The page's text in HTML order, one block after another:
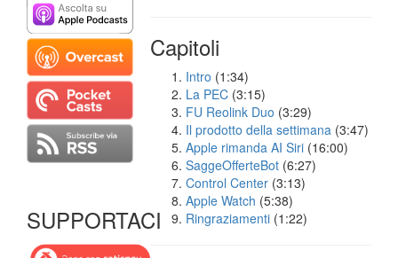
SUPPORTACI
Capitoli
Intro (1:34)
La PEC (3:15)
FU Reolink Duo (3:29)
Il prodotto della settimana (3:47)
Apple rimanda AI Siri (16:00)
SaggeOfferteBot (6:27)
Control Center (3:13)
Apple Watch (5:38)
Ringraziamenti (1:22)